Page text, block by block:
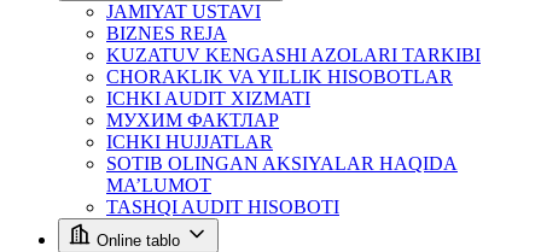
JAMIYAT USTAVI
BIZNES REJA
KUZATUV KENGASHI AZOLARI TARKIBI
CHORAKLIK VA YILLIK HISOBOTLAR
ICHKI AUDIT XIZMATI
МУХИМ ФАКТЛАР
ICHKI HUJJATLAR
SOTIB OLINGAN AKSIYALAR HAQIDA
MA’LUMOT
TASHQI AUDIT HISOBOTI
Online tablo